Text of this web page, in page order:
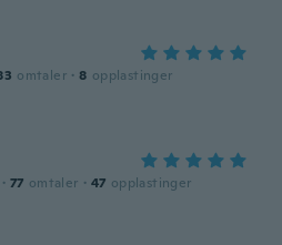
omtaler · 8 opplastinger
· 77 omtaler · 47 opplastinger